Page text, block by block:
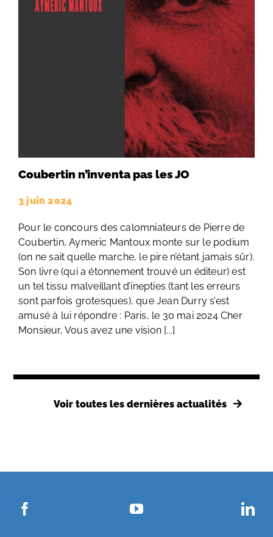
Coubertin n’inventa pas les JO
3 juin 2024
Pour le concours des calomniateurs de Pierre de
Coubertin, Aymeric Mantoux monte sur le podium
(on ne sait quelle marche, le pire n’étant jamais sûr).
Son livre (qui a étonnement trouvé un éditeur) est
un tel tissu malveillant d’inepties (tant les erreurs
sont parfois grotesques), que Jean Durry s’est
amusé à lui répondre : Paris, le 30 mai 2024 Cher
Monsieur, Vous avez une vision [...]
Voir toutes les dernières actualités